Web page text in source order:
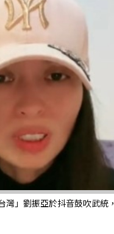
灣」劉振亞於抖音鼓吹武